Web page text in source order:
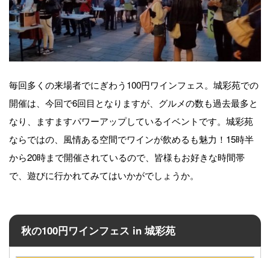
毎回多くの来場者でにぎわう100円ワインフェス。城彩苑での
開催は、今回で6回目となりますが、グルメの数も過去最多と
なり、ますますパワーアップしているイベントです。城彩苑
ならではの、風情ある空間でワインが飲めるも魅力！15時半
から20時まで開催されているので、皆様もお好きな時間帯
で、遊びに行かれてみてはいかがでしょうか。
秋の100円ワインフェス in 城彩苑